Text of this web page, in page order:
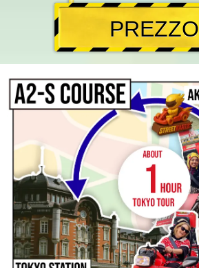
PREZZO